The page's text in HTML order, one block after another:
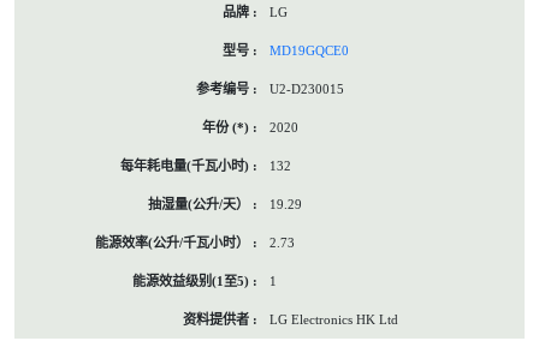
LG
MD19GQCE0
U2-D230015
2020
132
19.29
2.73
1
LG Electronics HK Ltd